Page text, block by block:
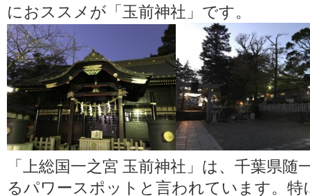
におススメが「玉前神社」です。
「上総国一之宮 玉前神社」は、千葉県
るパワースポットと言われています。特